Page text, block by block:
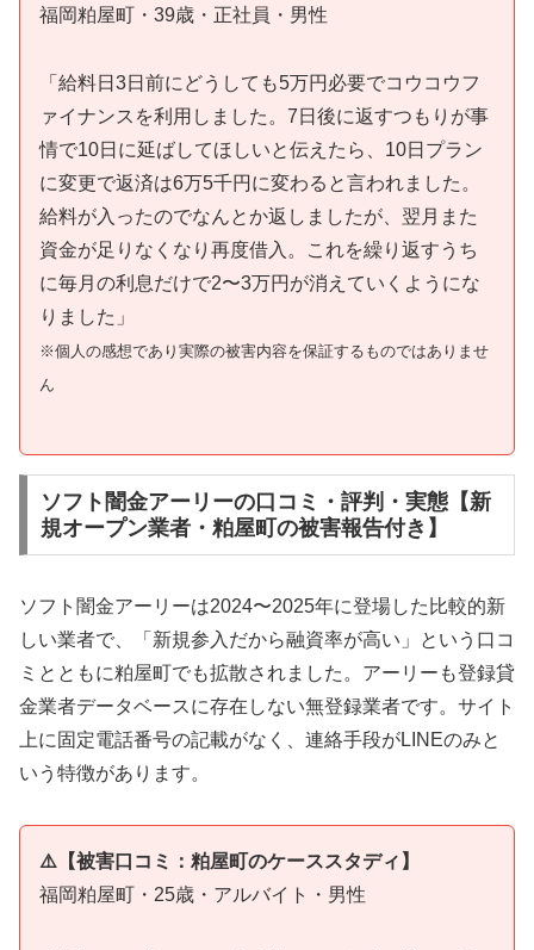
福岡粕屋町・39歳・正社員・男性
「給料日3日前にどうしても5万円必要でコウコウフ
ァイナンスを利用しました。7日後に返すつもりが事
情で10日に延ばしてほしいと伝えたら、10日プラン
に変更で返済は6万5千円に変わると言われました。
給料が入ったのでなんとか返しましたが、翌月また
資金が足りなくなり再度借入。これを繰り返すうち
に毎月の利息だけで2〜3万円が消えていくようにな
りました」
※個人の感想であり実際の被害内容を保証するものではありませ
ん
ソフト闇金アーリーの口コミ・評判・実態【新
規オープン業者・粕屋町の被害報告付き】
ソフト闇金アーリーは2024〜2025年に登場した比較的新
しい業者で、「新規参入だから融資率が高い」という口コ
ミとともに粕屋町でも拡散されました。アーリーも登録貸
金業者データベースに存在しない無登録業者です。サイト
上に固定電話番号の記載がなく、連絡手段がLINEのみと
いう特徴があります。
⚠️【被害口コミ：粕屋町のケーススタディ】
福岡粕屋町・25歳・アルバイト・男性